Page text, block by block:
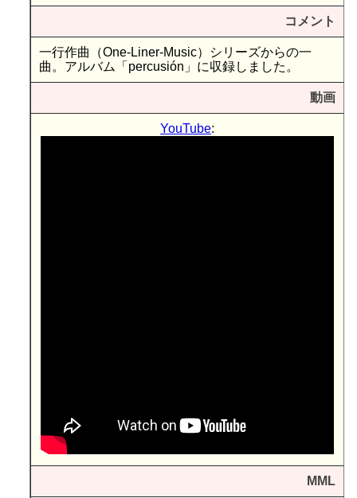
コメント
一行作曲（One-Liner-Music）シリーズからの一
曲。アルバム「percusión」に収録しました。
動画
YouTube:
MML